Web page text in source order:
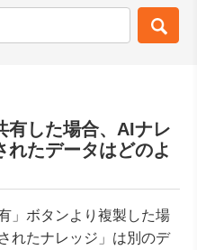
有した場合、AIナレ
れたデータはどのよ
」ボタンより複製した場
れたナレッジ」は別のデ